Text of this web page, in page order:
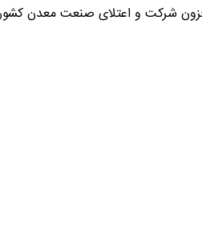
شرکت و اعتلای صنعت معدن